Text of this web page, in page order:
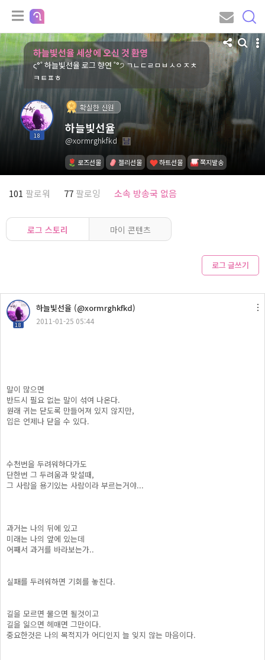
하늘빛선율 세상에 오신 것 환영
ς°˚ 하늘빛선율 로그 향연 ˚°੭ ㄱㄴㄷㄹㅁㅂㅅㅇㅈㅊ
ㅋㅌㅍㅎ
18
확실한 신원
하늘빛선율
@xormrghkfkd
로즈선물 젤리선물 하트선물 쪽지발송
101 팔로워 77 팔로잉 소속 방송국 없음
로그 스토리 마이 콘텐츠
로그 글쓰기
18
하늘빛선율 (@xormrghkfkd)
2011-01-25 05:44
말이 많으면
반드시 필요 없는 말이 섞여 나온다.
원래 귀는 닫도록 만들어져 있지 않지만,
입은 언제나 닫을 수 있다.
수천번을 두려워하다가도
단한번 그 두려움과 맞설때,
그 사람을 용기있는 사람이라 부르는거야...
과거는 나의 뒤에 있고
미래는 나의 앞에 있는데
어째서 과거를 바라보는가..
실패를 두려워하면 기회를 놓친다.
길을 모르면 물으면 될것이고
길을 잃으면 헤매면 그만이다.
중요한것은 나의 목적지가 어디인지 늘 잊지 않는 마음이다.